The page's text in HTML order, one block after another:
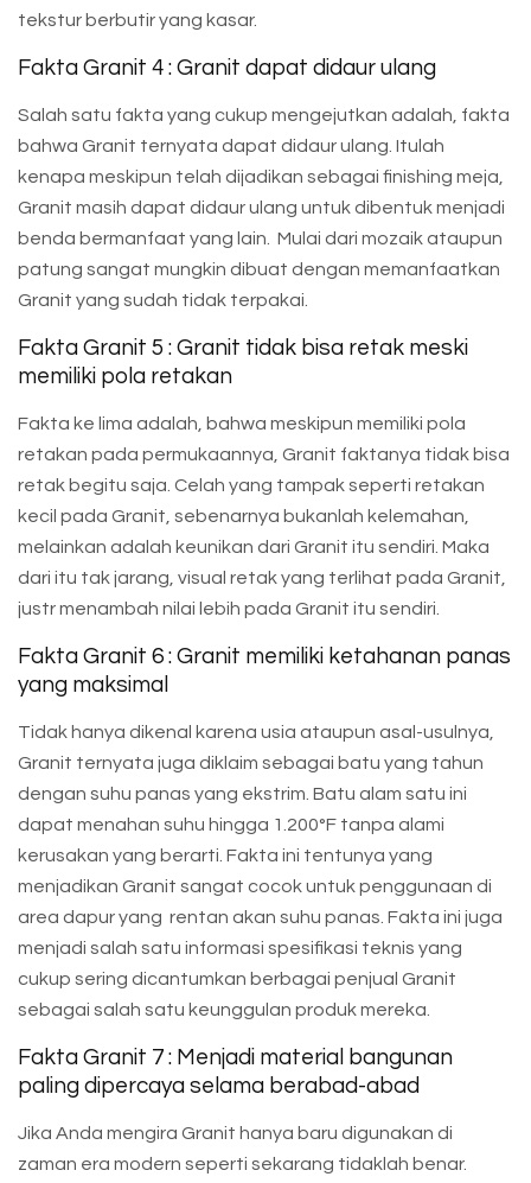
tekstur berbutir yang kasar.
Fakta Granit 4 : Granit dapat didaur ulang
Salah satu fakta yang cukup mengejutkan adalah, fakta
bahwa Granit ternyata dapat didaur ulang. Itulah
kenapa meskipun telah dijadikan sebagai finishing meja,
Granit masih dapat didaur ulang untuk dibentuk menjadi
benda bermanfaat yang lain. Mulai dari mozaik ataupun
patung sangat mungkin dibuat dengan memanfaatkan
Granit yang sudah tidak terpakai.
Fakta Granit 5 : Granit tidak bisa retak meski
memiliki pola retakan
Fakta ke lima adalah, bahwa meskipun memiliki pola
retakan pada permukaannya, Granit faktanya tidak bisa
retak begitu saja. Celah yang tampak seperti retakan
kecil pada Granit, sebenarnya bukanlah kelemahan,
melainkan adalah keunikan dari Granit itu sendiri. Maka
dari itu tak jarang, visual retak yang terlihat pada Granit,
justr menambah nilai lebih pada Granit itu sendiri.
Fakta Granit 6 : Granit memiliki ketahanan panas
yang maksimal
Tidak hanya dikenal karena usia ataupun asal-usulnya,
Granit ternyata juga diklaim sebagai batu yang tahun
dengan suhu panas yang ekstrim. Batu alam satu ini
dapat menahan suhu hingga 1.200°F tanpa alami
kerusakan yang berarti. Fakta ini tentunya yang
menjadikan Granit sangat cocok untuk penggunaan di
area dapur yang rentan akan suhu panas. Fakta ini juga
menjadi salah satu informasi spesifikasi teknis yang
cukup sering dicantumkan berbagai penjual Granit
sebagai salah satu keunggulan produk mereka.
Fakta Granit 7 : Menjadi material bangunan
paling dipercaya selama berabad-abad
Jika Anda mengira Granit hanya baru digunakan di
zaman era modern seperti sekarang tidaklah benar.